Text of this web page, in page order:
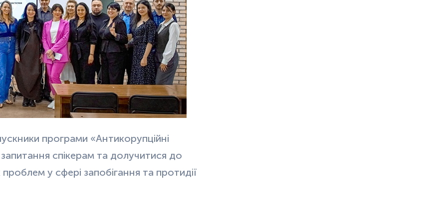
програми «Антикорупційні
спікерам та долучитися до
у сфері запобігання та протидії